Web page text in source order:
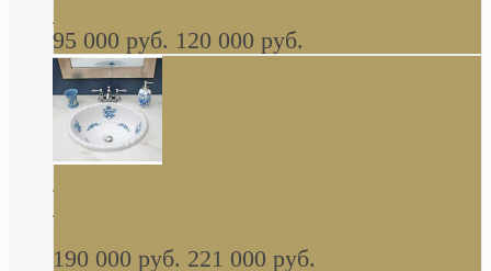
навесное КОМПЛЕКТ
95 000 руб. 120 000 руб.
Decorated Bathroom раковина овальная
встраиваемая для ванной с рисунком синяя
роза В НАЛИЧИИ
190 000 руб. 221 000 руб.